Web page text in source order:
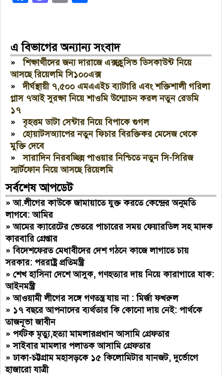
এ বিভাগের অন্যান্য সংবাদ
»শিক্ষার্থীদের জন্য দারাজে এক্সক্লুসিভ ডিসকাউন্ট নিয়ে
আসছে রিয়েলমি সি১০০এক্স
»দীর্ঘস্থায়ী ৭,৫০০ এমএএইচ ব্যাটারি এবং শক্তিশালী গরিলা
গ্লাস ৭আই সুরক্ষা নিয়ে শাওমি উন্মোচন করল নতুন রেডমি
১৭
»বৃহত্তম ডাটা সেন্টার নিয়ে বিপাকে গুগল
»হোয়াটসঅ্যাপের নতুন ফিচার বিরক্তিকর মেসেজ থেকে
মুক্তি দেবে
»সারাদিন নিরবচ্ছিন্ন পাওয়ার নিশ্চিতে নতুন সি-সিরিজ
স্মার্টফোন নিয়ে আসছে রিয়েলমি
সর্বশেষ আপডেট
»আ.লীগের কাউকে জামায়াতে যুক্ত করতে কেন্দ্রের অনুমতি
লাগবে: আমির
»আমের ক্যারেটের ভেতরে পাচারের সময় ফেয়ারডিল সহ মাদক
কারবারি গ্রেপ্তার
»বিদেশফেরত মেধাবীদের দেশ গঠনে কাজে লাগাতে চায়
সরকার: পররাষ্ট্র প্রতিমন্ত্রী
»শেখ হাসিনা দেশে আসুক, গণহত্যার দায় নিয়ে কারাগারে যাক:
আইনমন্ত্রী
»আওয়ামী লীগের সঙ্গে গণতন্ত্র যায় না : মির্জা ফখরুল
» ১৭ বছরে আপনাদের ব্যর্থতার কি কোনো দায় নেই: পার্থকে
তাজনূভা জাবীন
»পর্যটক মৃত্যু,হত্যা মামলারপ্রধান আসামি গ্রেফতার
»সাইবার মামলার পলাতক আসামি গ্রেফতার
»ঢাকা-চট্টগ্রাম মহাসড়কে ১৫ কিলোমিটার যানজট, দুর্ভোগে
হাজারো যাত্রী